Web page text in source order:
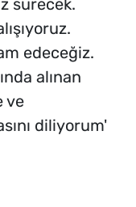
sürecek.
edeceğiz.
alınan
ve
diliyorum'